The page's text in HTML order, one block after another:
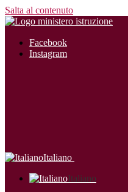
Salta al contenuto
Facebook
Instagram
Italiano
Italiano